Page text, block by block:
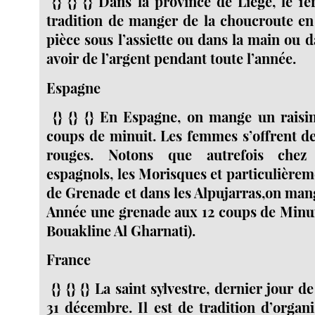
tradition de manger de la choucroute
pièce sous l’assiette ou dans la main ou
avoir de l’argent pendant toute l’année.
Espagne
{} {} {} En Espagne, on mange un
coups de minuit. Les femmes s’offrent
rouges. Notons que autrefois
espagnols, les Morisques et
de Grenade et dans les Alpujarras,on
Année une grenade aux 12 coups de
Bouakline Al Gharnati).
France
{} {} {} La saint sylvestre, dernier jour de
31 décembre. Il est de tradition